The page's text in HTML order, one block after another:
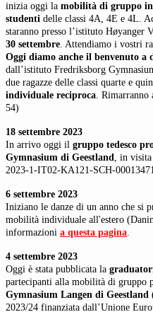
inizia oggi la mobilità di gruppo in
studenti delle classi 4A, 4E e 4L.
staranno presso l’istituto Høyanger
30 settembre. Attendiamo i vostri
Oggi diamo anche il benvenuto a
dall’istituto Fredriksborg
due ragazze delle classi quarte e
individuale reciproca. Rimarranno
54)
18 settembre 2023
In arrivo oggi il gruppo tedesco
Gymnasium di Geestland, in visita
2023-1-IT02-KA121-SCH-
6 settembre 2023
Iniziano le danze di un anno che si
mobilità individuale all'estero
informazioni a questa pagina.
4 settembre 2023
Oggi è stata pubblicata la
partecipanti alla mobilità di gruppo
Gymnasium Langen di Geestland
2023/24 finanziata dall’Unione